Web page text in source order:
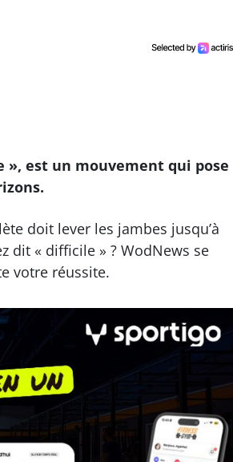
», est un mouvement qui pose
doit lever les jambes jusqu’à
dit « difficile » ? WodNews se
votre réussite.